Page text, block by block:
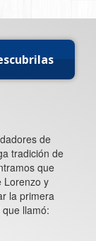
de
tradición de
que
Lorenzo y
la primera
que llamó: